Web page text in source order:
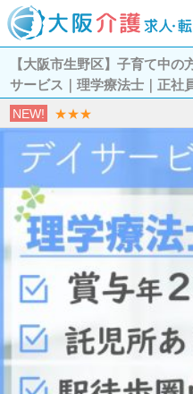
【大阪市生野区】子育て中
サービス｜理学療法士｜正社
NEW! ★★★